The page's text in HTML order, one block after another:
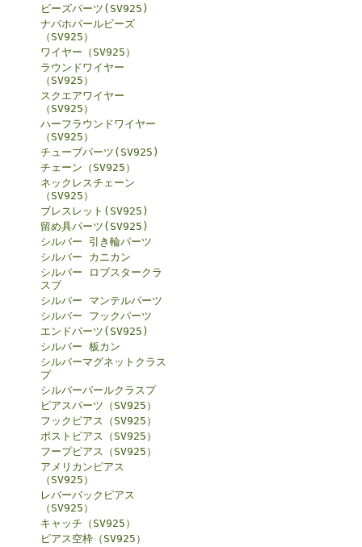
ビーズパーツ(SV925)
ナバホパールビーズ
（SV925）
ワイヤー（SV925）
ラウンドワイヤー
（SV925）
スクエアワイヤー
（SV925）
ハーフラウンドワイヤー
（SV925）
チューブパーツ(SV925)
チェーン（SV925）
ネックレスチェーン
（SV925）
ブレスレット(SV925)
留め具パーツ(SV925)
シルバー 引き輪パーツ
シルバー カニカン
シルバー ロブスタークラ
スプ
シルバー マンテルパーツ
シルバー フックパーツ
エンドパーツ(SV925)
シルバー 板カン
シルバーマグネットクラス
プ
シルバーパールクラスプ
ピアスパーツ（SV925）
フックピアス（SV925）
ポストピアス（SV925）
フープピアス（SV925）
アメリカンピアス
（SV925）
レバーバックピアス
（SV925）
キャッチ（SV925）
ピアス空枠（SV925）